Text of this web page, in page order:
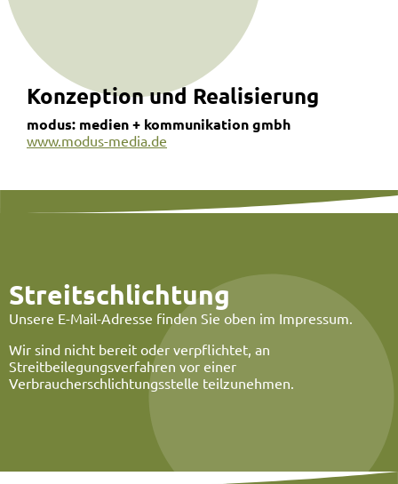
Konzeption und Realisierung
modus: medien + kommunikation gmbh
www.modus-media.de
Streitschlichtung​​
Unsere E-Mail-Adresse finden Sie oben im Impressum.
Wir sind nicht bereit oder verpflichtet, an
Streitbeilegungsverfahren vor einer
Verbraucherschlichtungsstelle teilzunehmen.